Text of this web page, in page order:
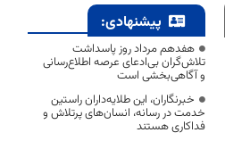
پیشنهادی:
هفدهم مرداد روز پاسداشت
تلاش‌گران بی‌ادعای عرصه اطلاع‌رسانی
و آگاهی‌بخشی است
خبرنگاران، این طلایه‌داران راستین
خدمت در رسانه، انسان‌های پرتلاش و
فداکاری هستند